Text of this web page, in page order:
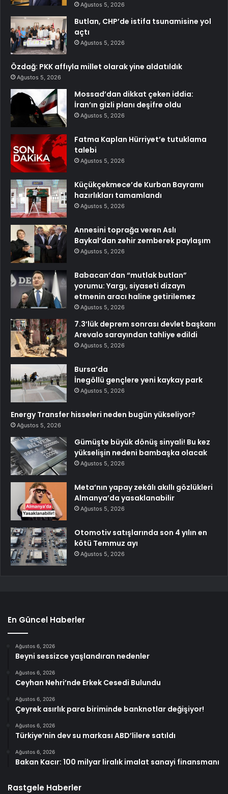
Ağustos 5, 2026
Butlan, CHP’de istifa tsunamisine yol
açtı
Ağustos 5, 2026
Özdağ: PKK affıyla millet olarak yine aldatıldık
Ağustos 5, 2026
Mossad’dan dikkat çeken iddia:
İran’ın gizli planı deşifre oldu
Ağustos 5, 2026
Fatma Kaplan Hürriyet’e tutuklama
talebi
Ağustos 5, 2026
Küçükçekmece’de Kurban Bayramı
hazırlıkları tamamlandı
Ağustos 5, 2026
Annesini toprağa veren Aslı
Baykal’dan zehir zemberek paylaşım
Ağustos 5, 2026
Babacan’dan “mutlak butlan”
yorumu: Yargı, siyaseti dizayn
etmenin aracı haline getirilemez
Ağustos 5, 2026
7.3’lük deprem sonrası devlet başkanı
Arevalo sarayından tahliye edildi
Ağustos 5, 2026
Bursa’da
İnegöllü gençlere yeni kaykay park
Ağustos 5, 2026
Energy Transfer hisseleri neden bugün yükseliyor?
Ağustos 5, 2026
Gümüşte büyük dönüş sinyali! Bu kez
yükselişin nedeni bambaşka olacak
Ağustos 5, 2026
Meta’nın yapay zekâlı akıllı gözlükleri
Almanya’da yasaklanabilir
Ağustos 5, 2026
Otomotiv satışlarında son 4 yılın en
kötü Temmuz ayı
Ağustos 5, 2026
En Güncel Haberler
Ağustos 6, 2026
Beyni sessizce yaşlandıran nedenler
Ağustos 6, 2026
Ceyhan Nehri’nde Erkek Cesedi Bulundu
Ağustos 6, 2026
Çeyrek asırlık para biriminde banknotlar değişiyor!
Ağustos 6, 2026
Türkiye’nin dev su markası ABD’lilere satıldı
Ağustos 6, 2026
Bakan Kacır: 100 milyar liralık imalat sanayi finansmanı
Rastgele Haberler